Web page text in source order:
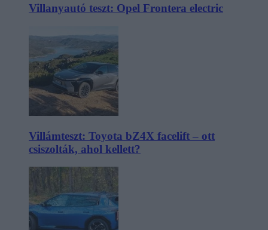
Villanyautó teszt: Opel Frontera electric
Villámteszt: Toyota bZ4X facelift – ott
csiszolták, ahol kellett?